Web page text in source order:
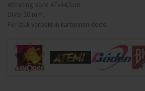
Afmeting bord 47x44,5cm
Dikte 20 mm.
Per stuk verpakt in kartonnen doos.